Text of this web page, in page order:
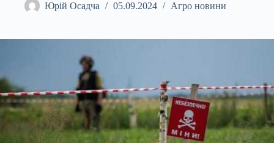
Юрій Осадча 05.09.2024 Агро новини